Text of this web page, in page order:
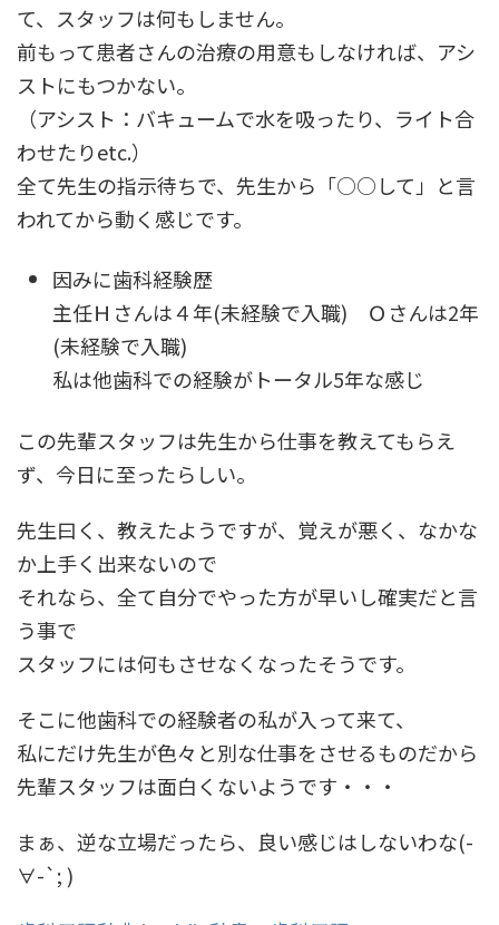
て、スタッフは何もしません。
前もって患者さんの治療の用意もしなければ、アシ
ストにもつかない。
（アシスト：バキュームで水を吸ったり、ライト合
わせたりetc.）
全て先生の指示待ちで、先生から「○○して」と言
われてから動く感じです。
因みに歯科経験歴
主任Ｈさんは４年(未経験で入職) Ｏさんは2年
(未経験で入職)
私は他歯科での経験がトータル5年な感じ
この先輩スタッフは先生から仕事を教えてもらえ
ず、今日に至ったらしい。
先生曰く、教えたようですが、覚えが悪く、なかな
か上手く出来ないので
それなら、全て自分でやった方が早いし確実だと言
う事で
スタッフには何もさせなくなったそうです。
そこに他歯科での経験者の私が入って来て、
私にだけ先生が色々と別な仕事をさせるものだから
先輩スタッフは面白くないようです・・・
まぁ、逆な立場だったら、良い感じはしないわな(-
∀-`; )